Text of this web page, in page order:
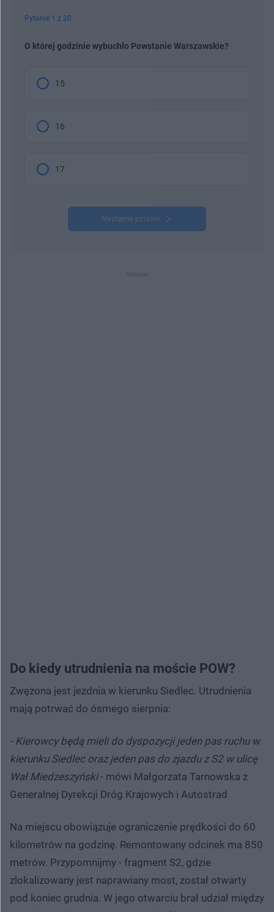
Pytanie 1 z 20
O której godzinie wybuchło Powstanie Warszawskie?
15
16
17
Następne pytanie
Do kiedy utrudnienia na moście POW?
Zwężona jest jezdnia w kierunku Siedlec. Utrudnienia
mają potrwać do ósmego sierpnia:
- Kierowcy będą mieli do dyspozycji jeden pas ruchu w
kierunku Siedlec oraz jeden pas do zjazdu z S2 w ulicę
Wał Miedzeszyński- mówi Małgorzata Tarnowska z
Generalnej Dyrekcji Dróg Krajowych i Autostrad
Na miejscu obowiązuje ograniczenie prędkości do 60
kilometrów na godzinę. Remontowany odcinek ma 850
metrów. Przypomnijmy - fragment S2, gdzie
zlokalizowany jest naprawiany most, został otwarty
pod koniec grudnia. W jego otwarciu brał udział między